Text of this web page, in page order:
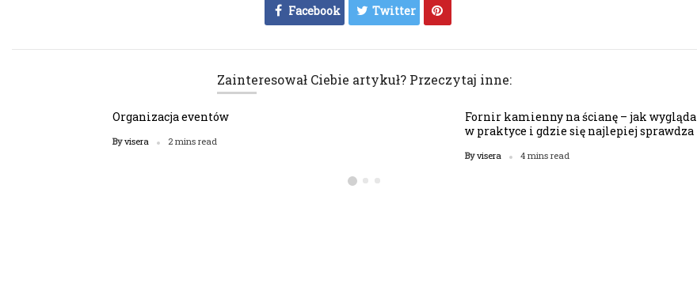
Facebook Twitter
Zainteresował Ciebie artykuł? Przeczytaj inne:
Organizacja eventów
By visera 2 mins read
Fornir kamienny na ścianę – jak wygląda
w praktyce i gdzie się najlepiej sprawdza
By visera 4 mins read